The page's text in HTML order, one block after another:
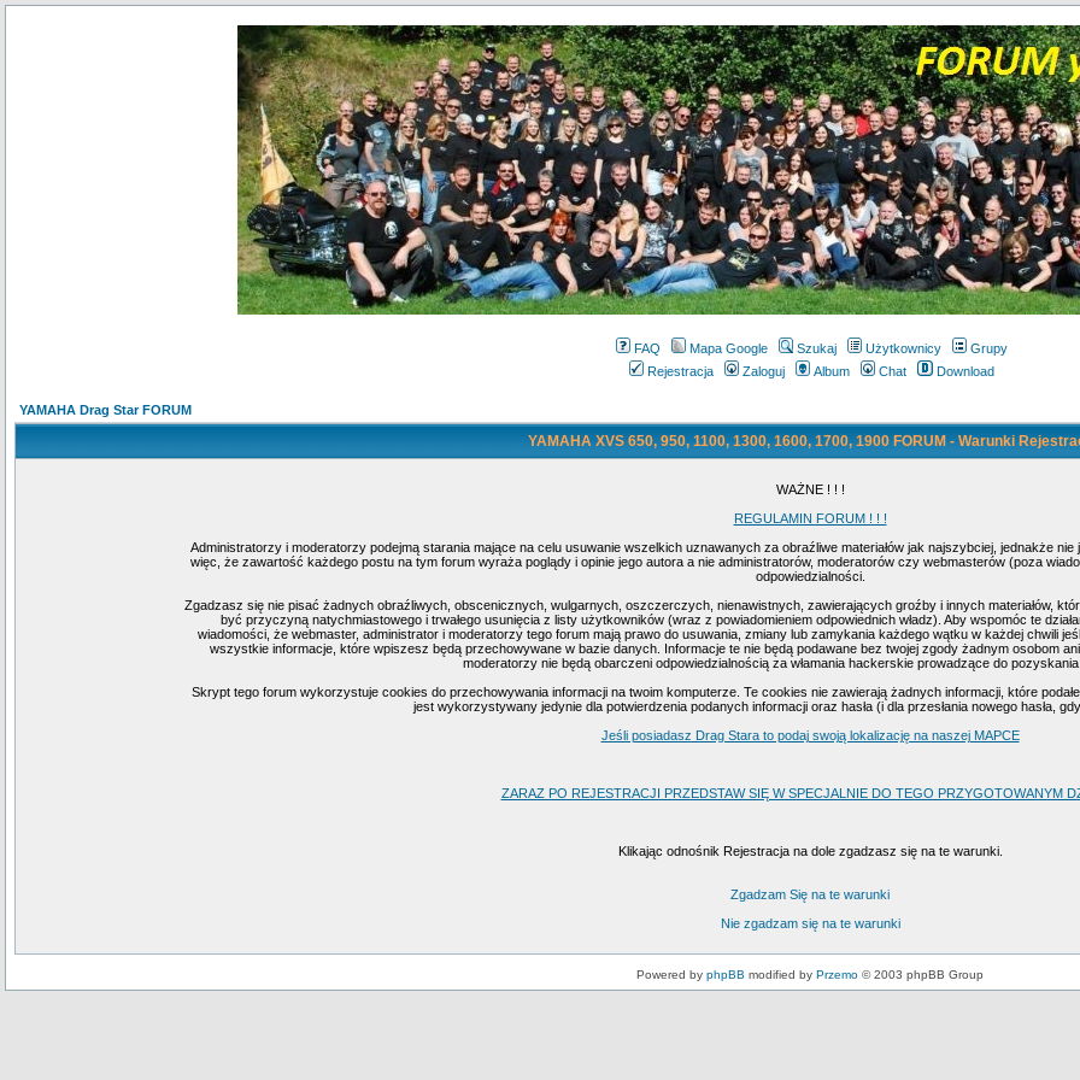
FAQ Mapa Google Szukaj Użytkownicy
Grupy
Rejestracja
Zaloguj Album Chat Download
YAMAHA Drag Star FORUM
YAMAHA XVS 650, 950, 1100, 1300, 1600, 1700, 1900 FORUM - Warunki
WAŻNE ! ! !
REGULAMIN FORUM ! ! !
Administratorzy i moderatorzy podejmą starania mające na celu usuwanie wszelkich uznawanych za obraźliwe materiałów jak najszybciej, jednakże
więc, że zawartość każdego postu na tym forum wyraża poglądy i opinie jego autora a nie administratorów, moderatorów czy webmasterów (poza
odpowiedzialności.
Zgadzasz się nie pisać żadnych obraźliwych, obscenicznych, wulgarnych, oszczerczych, nienawistnych, zawierających groźby i innych materiałów,
być przyczyną natychmiastowego i trwałego usunięcia z listy użytkowników (wraz z powiadomieniem odpowiednich władz). Aby wspomóc te
wiadomości, że webmaster, administrator i moderatorzy tego forum mają prawo do usuwania, zmiany lub zamykania każdego wątku w każdej chwili
wszystkie informacje, które wpiszesz będą przechowywane w bazie danych. Informacje te nie będą podawane bez twojej zgody żadnym osobom
moderatorzy nie będą obarczeni odpowiedzialnością za włamania hackerskie prowadzące do
Skrypt tego forum wykorzystuje cookies do przechowywania informacji na twoim komputerze. Te cookies nie zawierają żadnych informacji, które
jest wykorzystywany jedynie dla potwierdzenia podanych informacji oraz hasła (i dla przesłania nowego hasła,
Jeśli posiadasz Drag Stara to podaj swoją lokalizację na naszej MAPCE
ZARAZ PO REJESTRACJI PRZEDSTAW SIĘ W SPECJALNIE DO TEGO PRZYGOTOWANYM
Klikając odnośnik Rejestracja na dole zgadzasz się na te warunki.
Zgadzam Się na te warunki
Nie zgadzam się na te warunki
Powered by phpBB modified by Przemo © 2003 phpBB Group